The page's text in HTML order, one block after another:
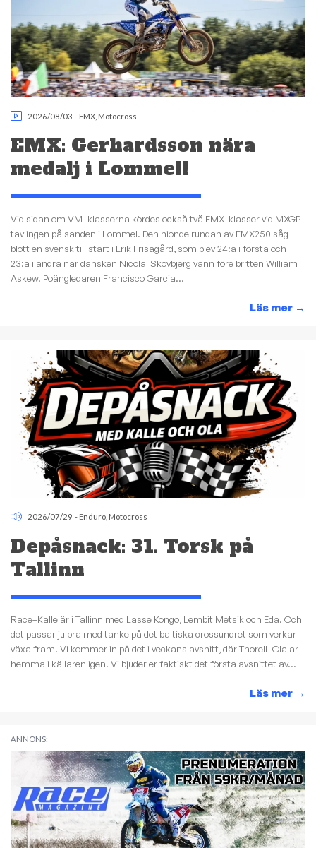
2026/08/03 - EMX Motocross
EMX: Gerhardsson nära
medalj i Lommel!
Vid sidan om VM–klasserna kördes också två EMX–klasser vid MXGP-
tävlingen på sanden i Lommel. Den nionde rundan av EMX250 såg
blott en svensk till start i Erik Frisagård, som blev 24:a i första och
23:a i andra när dansken Nicolai Skovbjerg vann före britten William
Askew. Poängledaren Francisco Garcia...
Läs mer →
2026/07/29 - Enduro Motocross
Depåsnack: 31. Torsk på
Tallinn
Race–Kalle är i Tallinn med Lasse Kongo, Lembit Metsik och Eda. Och
det passar ju bra med tanke på det baltiska crossundret som verkar
växa fram. Vi kommer in på det i veckans avsnitt, där Thorell–Ola är
hemma i källaren igen. Vi bjuder er faktiskt det första avsnittet av...
Läs mer →
ANNONS: